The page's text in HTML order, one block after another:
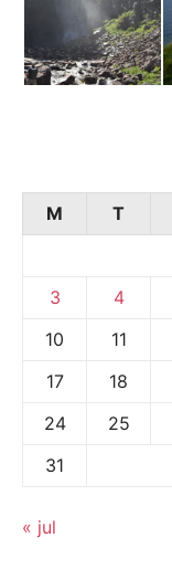
M
T
3
4
10
11
17
18
24
25
31
« jul